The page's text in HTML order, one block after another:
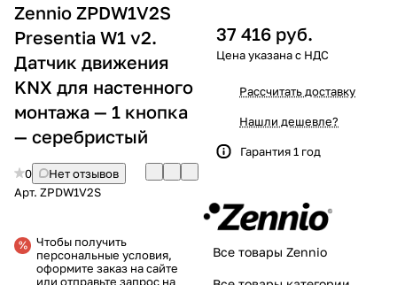
Zennio ZPDW1V2S
Presentia W1 v2.
Датчик движения
KNX для настенного
монтажа — 1 кнопка
— серебристый
0
Нет отзывов
Арт. ZPDW1V2S
Чтобы получить
персональные условия,
оформите заказ на сайте
или отправьте запрос на
37 416 руб.
Рассчитать доставку
Нашли дешевле?
Гарантия 1 год
Все товары Zennio